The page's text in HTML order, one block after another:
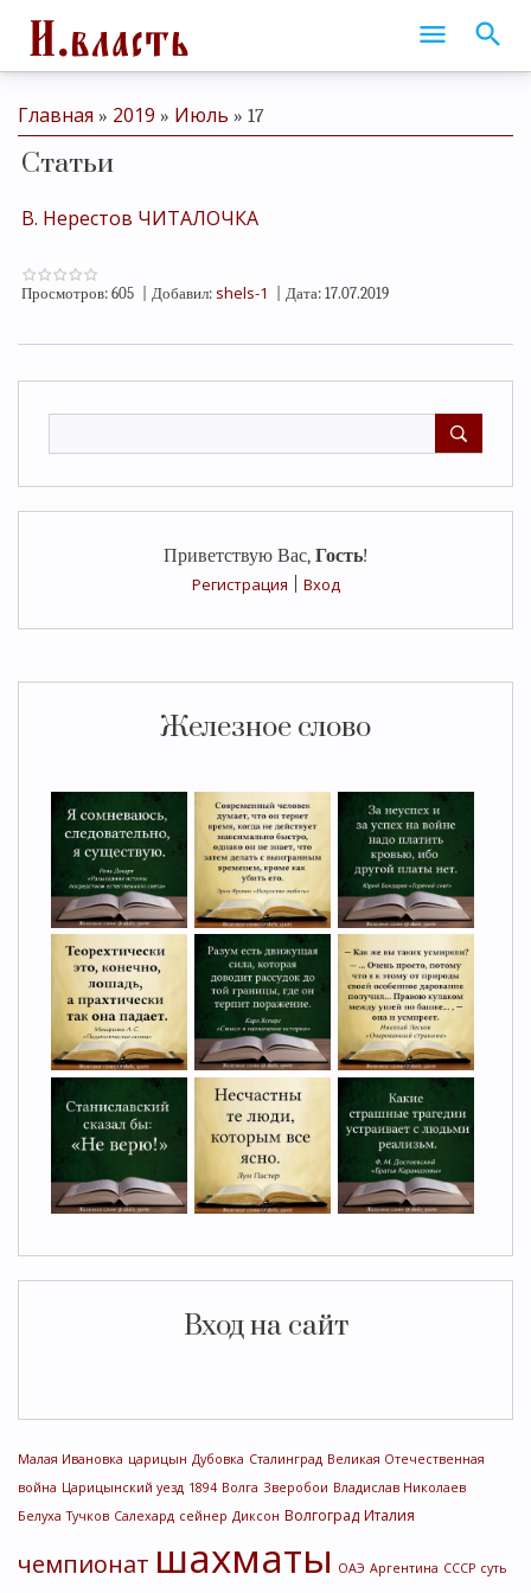
Приветствую Вас, Гость!
Регистрация
Вход
Железное слово
Вход на сайт
Малая Ивановка царицын Дубовка Сталинград Великая Отечественная
война Царицынский уезд 1894 Волга Зверобои Владислав Николаев
Белуха Тучков Салехард сейнер Диксон Волгоград Италия
чемпионат шахматы ОАЭ Аргентина СССР суть
Главная » 2019 » Июль » 17
Статьи
В. Нерестов ЧИТАЛОЧКА
Просмотров: 605 Добавил: shels-1 Дата: 17.07.2019